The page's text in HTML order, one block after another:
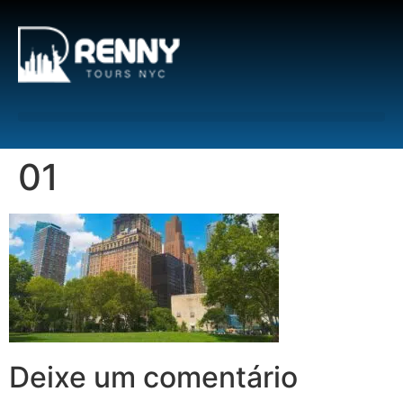
01
Deixe um comentário